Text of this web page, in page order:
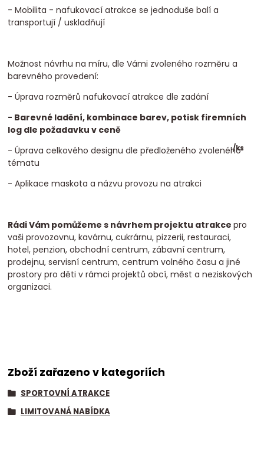
/ks
- Mobilita - nafukovací atrakce se jednoduše balí a
transportují / uskladňují
Možnost návrhu na míru, dle Vámi zvoleného rozměru a
barevného provedení:
- Úprava rozměrů nafukovací atrakce dle zadání
- Barevné ladění, kombinace barev, potisk firemních
log dle požadavku v ceně
- Úprava celkového designu dle předloženého zvoleného
tématu
- Aplikace maskota a názvu provozu na atrakci
Rádi Vám pomůžeme s návrhem projektu atrakcepro
vaši provozovnu, kavárnu, cukrárnu, pizzerii, restauraci,
hotel, penzion, obchodní centrum, zábavní centrum,
prodejnu, servisní centrum, centrum volného času a jiné
prostory pro děti v rámci projektů obcí, měst a neziskových
organizaci.
Zboží zařazeno v kategoriích
SPORTOVNÍ ATRAKCE
LIMITOVANÁ NABÍDKA